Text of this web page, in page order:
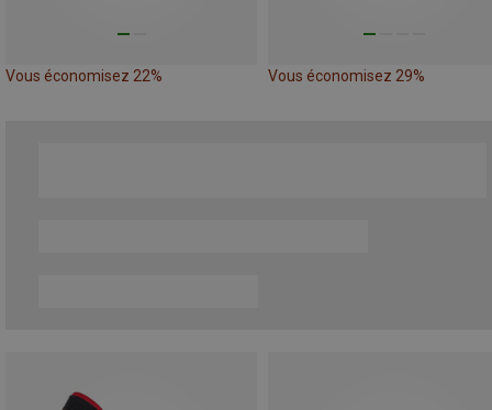
Vous économisez 22% Vous économisez 29%